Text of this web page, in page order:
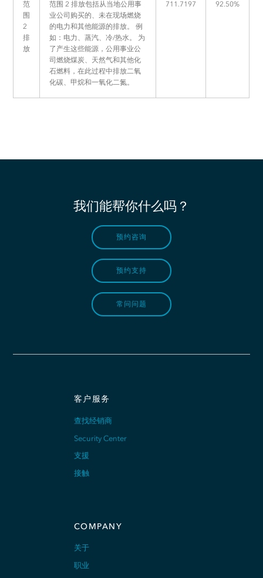
范
围
2
排
放
范围 2 排放包括从当地公用事
业公司购买的、未在现场燃烧
的电力和其他能源的排放。 例
如：电力、蒸汽、冷/热水。 为
了产生这些能源，公用事业公
司燃烧煤炭、天然气和其他化
石燃料，在此过程中排放二氧
化碳、甲烷和一氧化二氮。
711.7197 92.50%
我们能帮你什么吗？
预约咨询
预约支持
常问问题
客户服务
查找经销商
Security Center
支援
接触
COMPANY
关于
职业